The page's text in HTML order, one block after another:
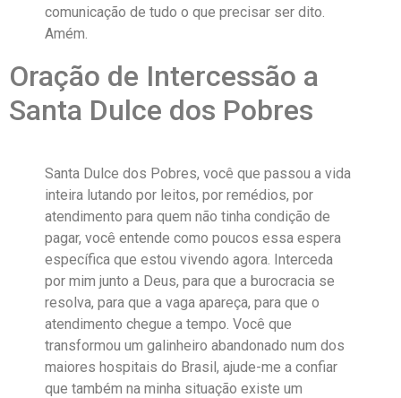
comunicação de tudo o que precisar ser dito.
Amém.
Oração de Intercessão a
Santa Dulce dos Pobres
Santa Dulce dos Pobres, você que passou a vida
inteira lutando por leitos, por remédios, por
atendimento para quem não tinha condição de
pagar, você entende como poucos essa espera
específica que estou vivendo agora. Interceda
por mim junto a Deus, para que a burocracia se
resolva, para que a vaga apareça, para que o
atendimento chegue a tempo. Você que
transformou um galinheiro abandonado num dos
maiores hospitais do Brasil, ajude-me a confiar
que também na minha situação existe um